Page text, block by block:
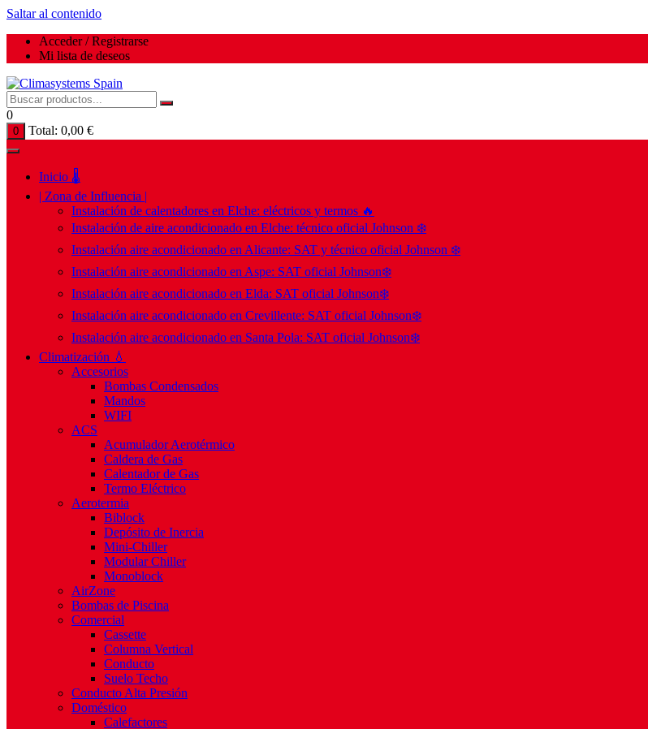
Saltar al contenido
Acceder / Registrarse
Mi lista de deseos
0
0 Total: 0,00 €
Inicio 🌡️
| Zona de Influencia |
Instalación de calentadores en Elche: eléctricos y termos 🔥
Instalación de aire acondicionado en Elche: técnico oficial Johnson ❄️
Instalación aire acondicionado en Alicante: SAT y técnico oficial Johnson ❄️
Instalación aire acondicionado en Aspe: SAT oficial Johnson❄️
Instalación aire acondicionado en Elda: SAT oficial Johnson❄️
Instalación aire acondicionado en Crevillente: SAT oficial Johnson❄️
Instalación aire acondicionado en Santa Pola: SAT oficial Johnson❄️
Climatización 💧
Accesorios
Bombas Condensados
Mandos
WIFI
ACS
Acumulador Aerotérmico
Caldera de Gas
Calentador de Gas
Termo Eléctrico
Aerotermia
Biblock
Depósito de Inercia
Mini-Chiller
Modular Chiller
Monoblock
AirZone
Bombas de Piscina
Comercial
Cassette
Columna Vertical
Conducto
Suelo Techo
Conducto Alta Presión
Doméstico
Calefactores